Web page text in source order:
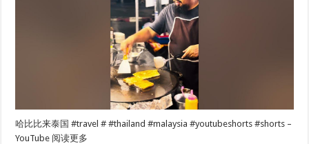
哈比比来泰国 #travel # #thailand #malaysia #youtubeshorts #shorts –
YouTube 阅读更多